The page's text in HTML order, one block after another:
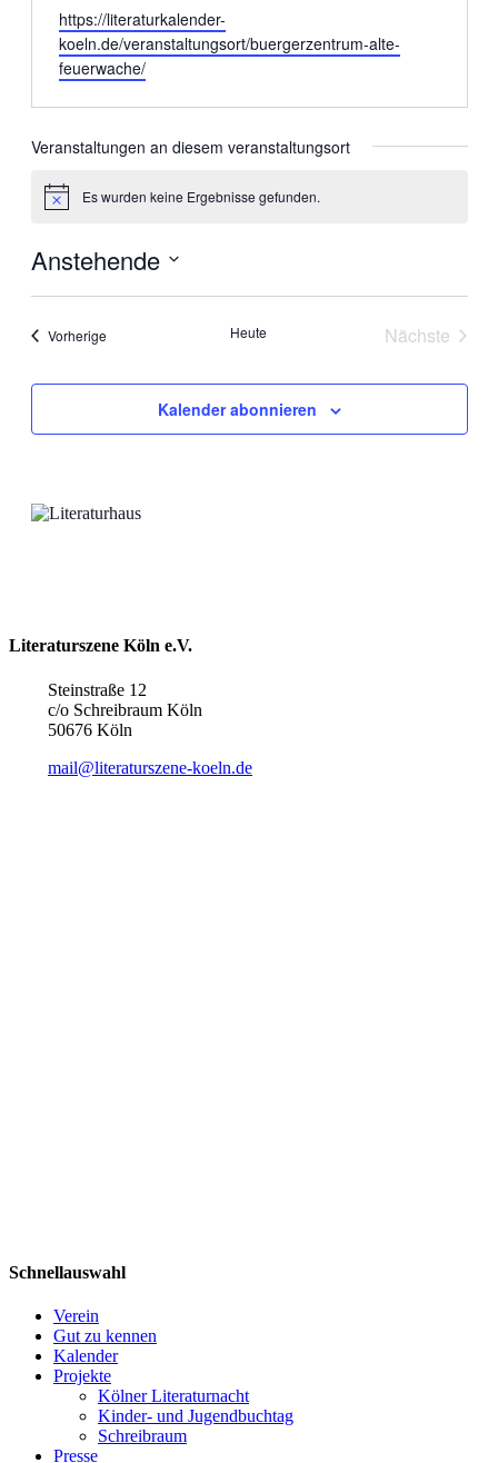
Webseite
https://literaturkalender-
koeln.de/veranstaltungsort/buergerzentrum-alte-
feuerwache/
Veranstaltungen an diesem veranstaltungsort
HinweisEs wurden keine Ergebnisse gefunden.
Anstehende
VorherigeVeranstaltungen Heute
Nächste
Kalender abonnieren
Literaturszene Köln e.V.
Steinstraße 12
c/o Schreibraum Köln
50676 Köln
mail@literaturszene-koeln.de
Schnellauswahl
Verein
Gut zu kennen
Kalender
Projekte
Kölner Literaturnacht
Kinder- und Jugendbuchtag
Schreibraum
Presse